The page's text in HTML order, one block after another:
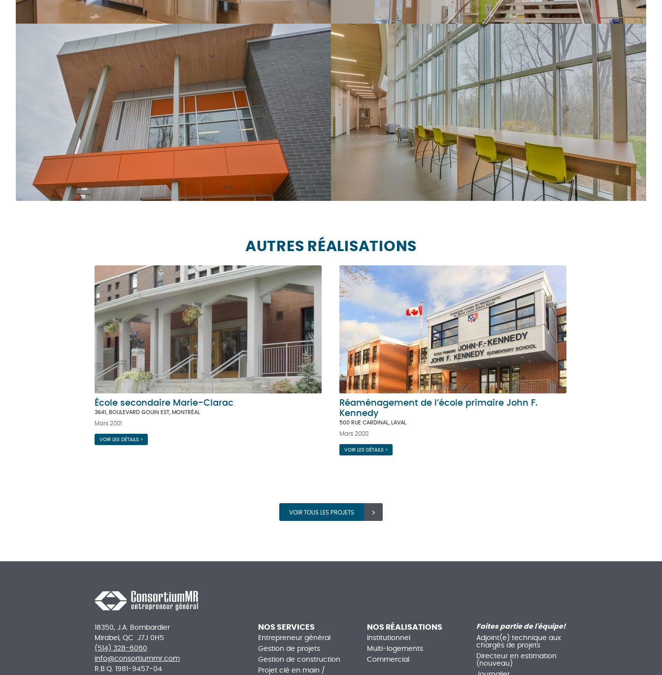
AUTRES RÉALISATIONS
École secondaire Marie-Clarac
3641, BOULEVARD GOUIN EST, MONTRÉAL
Mars 2001
VOIR LES DÉTAILS >
Réaménagement de l’école primaire John F.
Kennedy
500 RUE CARDINAL, LAVAL
Mars 2000
VOIR LES DÉTAILS >
VOIR TOUS LES PROJETS
18350, J.A. Bombardier
Mirabel, QC J7J 0H5
(514) 328-6060
info@consortiummr.com
R.B.Q. 1981-9457-04
NOS SERVICES
Entrepreneur général
Gestion de projets
Gestion de construction
Projet clé en main /
NOS RÉALISATIONS
Institutionnel
Multi-logements
Commercial
Faites partie de l'équipe!
Adjoint(e) technique aux
chargés de projets
Directeur en estimation
(nouveau)